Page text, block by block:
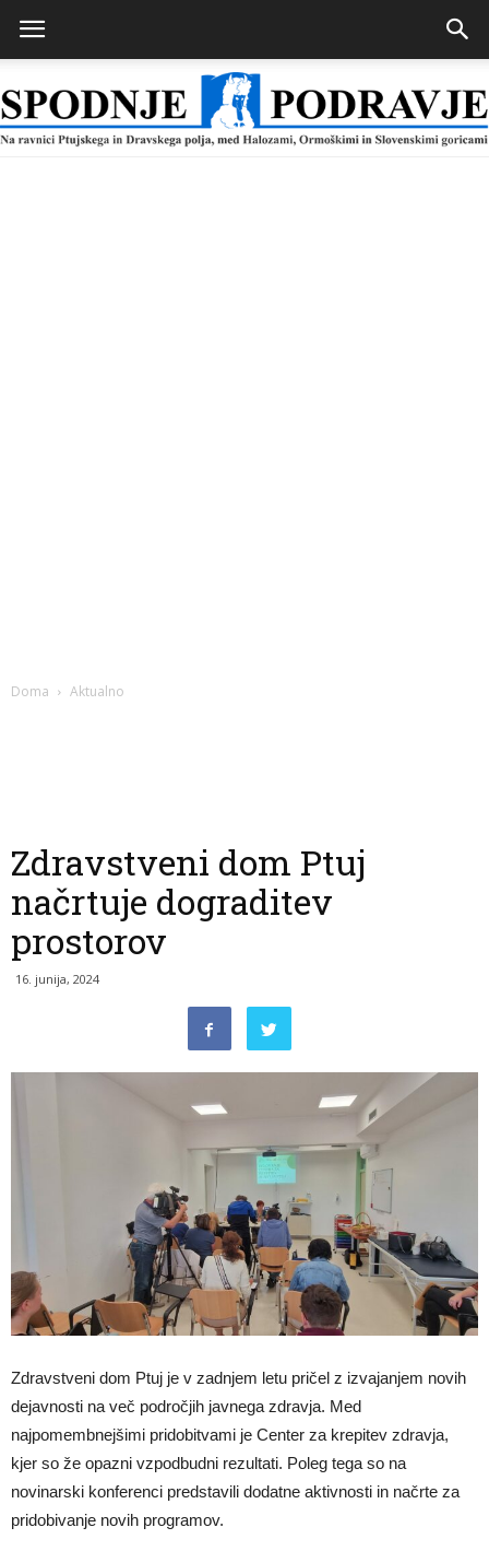
Doma Aktualno
Zdravstveni dom Ptuj
načrtuje dograditev
prostorov
16. junija, 2024
Zdravstveni dom Ptuj je v zadnjem letu pričel z izvajanjem novih
dejavnosti na več področjih javnega zdravja. Med
najpomembnejšimi pridobitvami je Center za krepitev zdravja,
kjer so že opazni vzpodbudni rezultati. Poleg tega so na
novinarski konferenci predstavili dodatne aktivnosti in načrte za
pridobivanje novih programov.